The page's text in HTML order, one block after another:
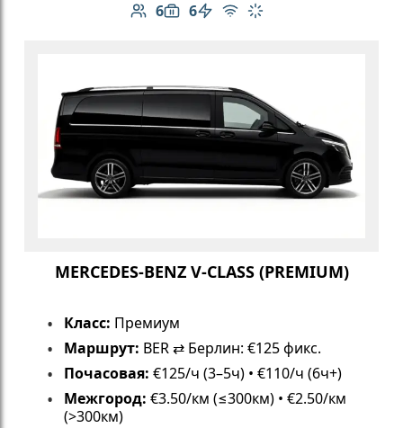
6
Количество пассажиров: 6
6
Вместимость багажа: 6
Электромобиль
Бесплатный Wi-Fi
Климат-контроль
MERCEDES-BENZ V-CLASS (PREMIUM)
Класс: Премиум
Маршрут: BER ⇄ Берлин: €125 фикс.
Почасовая: €125/ч (3–5ч) • €110/ч (6ч+)
Межгород: €3.50/км (≤300км) • €2.50/км
(>300км)